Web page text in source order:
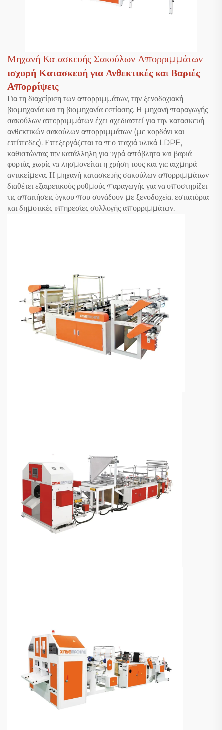
Μηχανή Κατασκευής Σακούλων Απορριμμάτων
ισχυρή Κατασκευή για Ανθεκτικές και Βαριές
Απορρίψεις
Για τη διαχείριση των απορριμμάτων, την ξενοδοχιακή
βιομηχανία και τη βιομηχανία εστίασης. Η μηχανή παραγωγής
σακούλων απορριμμάτων έχει σχεδιαστεί για την κατασκευή
ανθεκτικών σακούλων απορριμμάτων (με κορδόνι και
επίπεδες). Επεξεργάζεται τα πιο παχιά υλικά LDPE,
καθιστώντας την κατάλληλη για υγρά απόβλητα και βαριά
φορτία, χωρίς να λησμονείται η χρήση τους και για αιχμηρά
αντικείμενα. Η μηχανή κατασκευής σακούλων απορριμμάτων
διαθέτει εξαιρετικούς ρυθμούς παραγωγής για να υποστηρίζει
τις απαιτήσεις όγκου που συνάδουν με ξενοδοχεία, εστιατόρια
και δημοτικές υπηρεσίες συλλογής απορριμμάτων.